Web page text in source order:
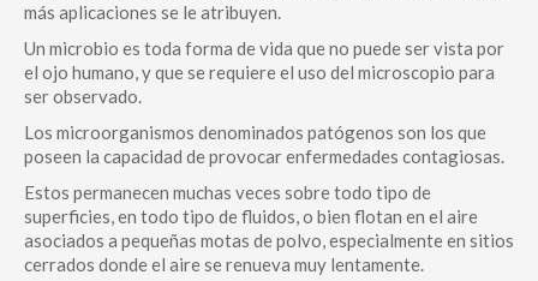
más aplicaciones se le atribuyen.
Un microbio es toda forma de vida que no puede ser vista por
el ojo humano, y que se requiere el uso del microscopio para
ser observado.
Los microorganismos denominados patógenos son los que
poseen la capacidad de provocar enfermedades contagiosas.
Estos permanecen muchas veces sobre todo tipo de
superficies, en todo tipo de fluidos, o bien flotan en el aire
asociados a pequeñas motas de polvo, especialmente en sitios
cerrados donde el aire se renueva muy lentamente.